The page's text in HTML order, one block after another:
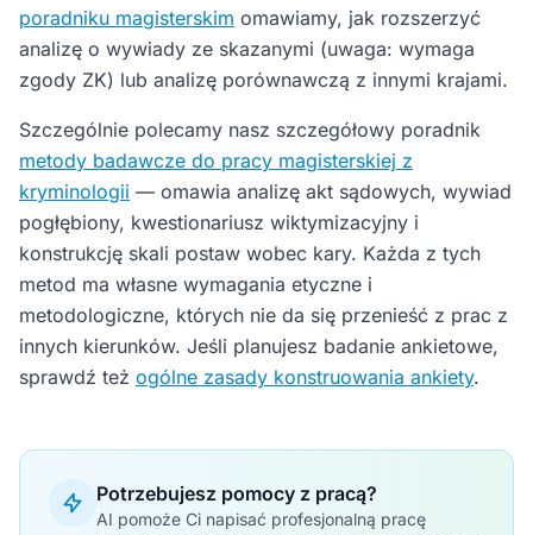
poradniku magisterskim omawiamy, jak rozszerzyć
analizę o wywiady ze skazanymi (uwaga: wymaga
zgody ZK) lub analizę porównawczą z innymi krajami.
Szczególnie polecamy nasz szczegółowy poradnik
metody badawcze do pracy magisterskiej z
kryminologii — omawia analizę akt sądowych, wywiad
pogłębiony, kwestionariusz wiktymizacyjny i
konstrukcję skali postaw wobec kary. Każda z tych
metod ma własne wymagania etyczne i
metodologiczne, których nie da się przenieść z prac z
innych kierunków. Jeśli planujesz badanie ankietowe,
sprawdź też ogólne zasady konstruowania ankiety.
Potrzebujesz pomocy z pracą?
AI pomoże Ci napisać profesjonalną pracę